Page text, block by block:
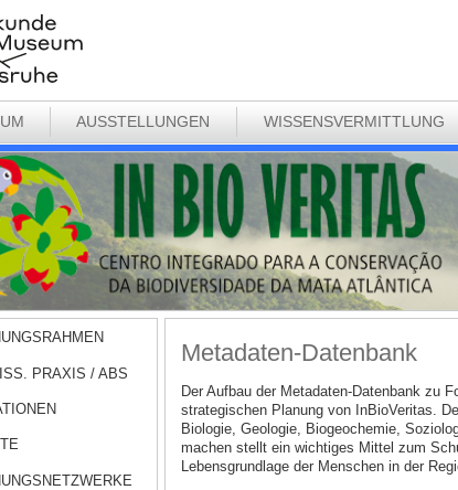
AUSSTELLUNGEN WISSENSVERMITTLUNG
PRAXIS / ABS
Metadaten-Datenbank
Der Aufbau der Metadaten-Datenbank zu
strategischen Planung von InBioVeritas.
Biologie, Geologie, Biogeochemie,
machen stellt ein wichtiges Mittel zum
Lebensgrundlage der Menschen in der